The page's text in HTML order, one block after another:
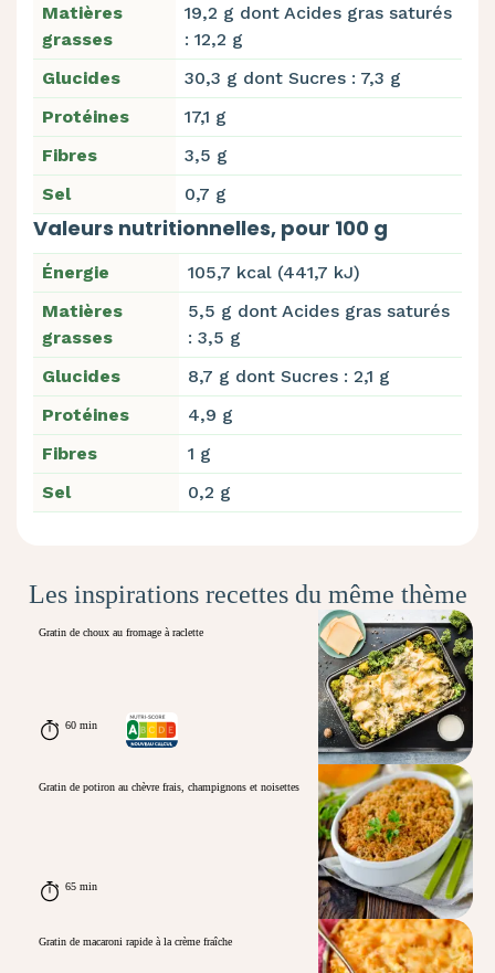
Matières
grasses
19,2 g dont Acides gras saturés
: 12,2 g
Glucides
30,3 g dont Sucres : 7,3 g
Protéines
17,1 g
Fibres
3,5 g
Sel
0,7 g
Valeurs nutritionnelles, pour 100 g
Énergie
105,7 kcal (441,7 kJ)
Matières
grasses
5,5 g dont Acides gras saturés
: 3,5 g
Glucides
8,7 g dont Sucres : 2,1 g
Protéines
4,9 g
Fibres
1 g
Sel
0,2 g
Les inspirations recettes du même thème
Gratin de choux au fromage à raclette
60 min
Gratin de potiron au chèvre frais, champignons et noisettes
65 min
Gratin de macaroni rapide à la crème fraîche